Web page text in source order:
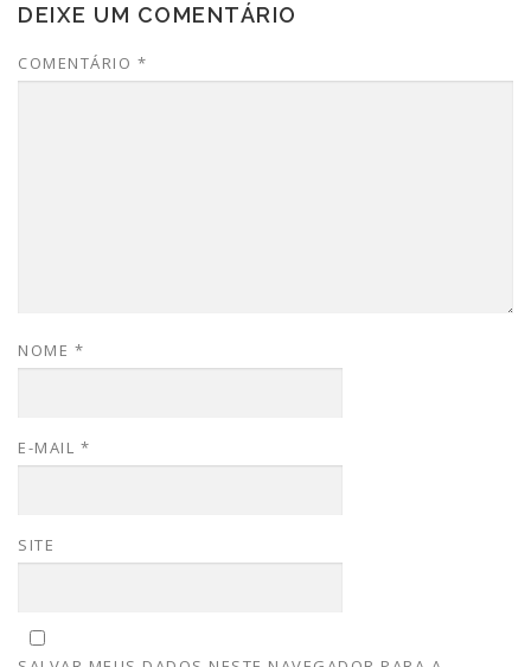
DEIXE UM COMENTÁRIO
COMENTÁRIO *
NOME *
E-MAIL *
SITE